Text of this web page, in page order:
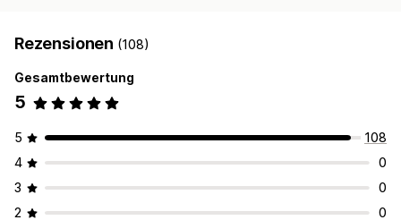
Rezensionen (108)
Gesamtbewertung
5
5
108
4
0
3
0
2
0